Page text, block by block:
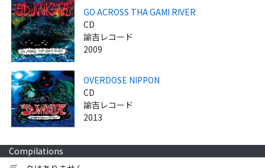
GO ACROSS THA GAMI RIVER
CD
諭吉レコード
2009
OVERDOSE NIPPON
CD
諭吉レコード
2013
Compilations